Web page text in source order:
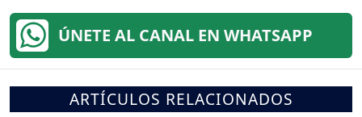
ÚNETE AL CANAL EN WHATSAPP
ARTÍCULOS RELACIONADOS